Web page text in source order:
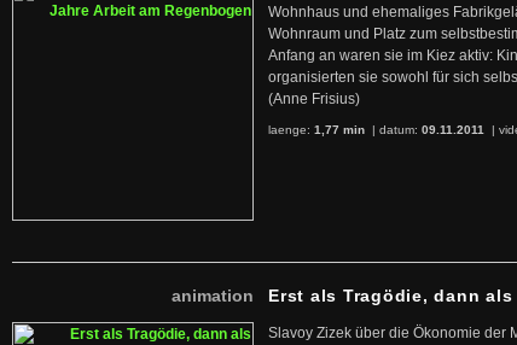
Wohnhaus und ehemaliges
Wohnraum und Platz zum
Anfang an waren sie im Kiez aktiv:
organisierten sie sowohl für sich
(Anne Frisius)
laenge: 1,77 min | datum: 09.11.2011 |
animation Erst als Tragödie, dann als
Slavoy Zizek über die Ökonomie der